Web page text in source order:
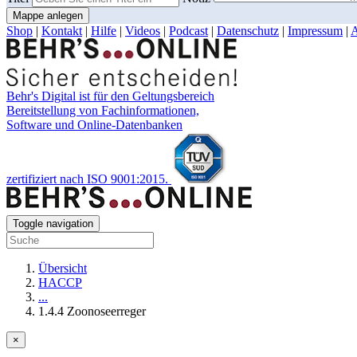
Mappe anlegen
Shop | Kontakt | Hilfe | Videos | Podcast | Datenschutz | Impressum |
Behr's Digital ist für den Geltungsbereich
Bereitstellung von Fachinformationen,
Software und Online-Datenbanken
zertifiziert nach ISO 9001:2015.
Toggle navigation
Übersicht
HACCP
...
1.4.4 Zoonoseerreger
×